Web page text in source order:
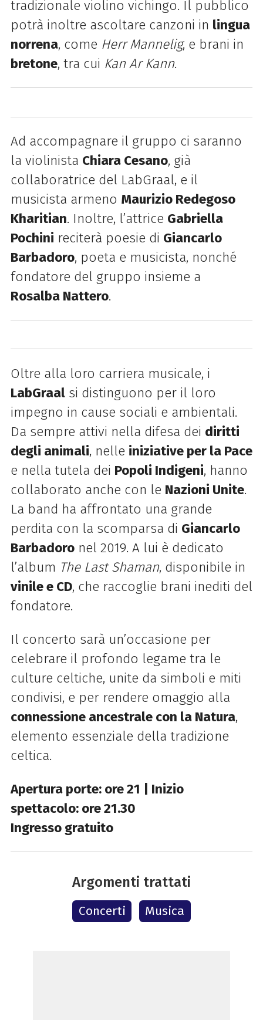
tradizionale violino vichingo. Il pubblico
potrà inoltre ascoltare canzoni in lingua
norrena, come Herr Mannelig, e brani in
bretone, tra cui Kan Ar Kann.
Ad accompagnare il gruppo ci saranno
la violinista Chiara Cesano, già
collaboratrice del LabGraal, e il
musicista armeno Maurizio Redegoso
Kharitian. Inoltre, l’attrice Gabriella
Pochini reciterà poesie di Giancarlo
Barbadoro, poeta e musicista, nonché
fondatore del gruppo insieme a
Rosalba Nattero.
Oltre alla loro carriera musicale, i
LabGraalsi distinguono per il loro
impegno in cause sociali e ambientali.
Da sempre attivi nella difesa dei diritti
degli animali, nelle iniziative per la Pace
e nella tutela dei Popoli Indigeni, hanno
collaborato anche con le Nazioni Unite.
La band ha affrontato una grande
perdita con la scomparsa di Giancarlo
Barbadoronel 2019. A lui è dedicato
l’album The Last Shaman, disponibile in
vinile e CD, che raccoglie brani inediti del
fondatore.
Il concerto sarà un’occasione per
celebrare il profondo legame tra le
culture celtiche, unite da simboli e miti
condivisi, e per rendere omaggio alla
connessione ancestrale con la Natura,
elemento essenziale della tradizione
celtica.
Apertura porte: ore 21 | Inizio
spettacolo: ore 21.30
Ingresso gratuito
Argomenti trattati
Concerti Musica